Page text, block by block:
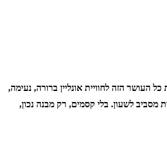
העושר הזה לחוויית אונליין ברורה, נעימה,
לשעון. בלי קסמים, רק מבנה נכון,